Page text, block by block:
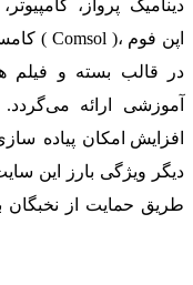
دینامیک پرواز،
آموزشی ارائه
افزایش امکان پیاده
دیگر ویژگی بارز این
طریق حمایت از